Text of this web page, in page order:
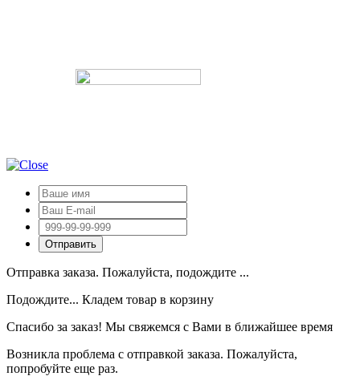
Отправка заказа. Пожалуйста, подождите ...
Подождите... Кладем товар в корзину
Спасибо за заказ! Мы свяжемся с Вами в ближайшее время
Возникла проблема с отправкой заказа. Пожалуйста,
попробуйте еще раз.